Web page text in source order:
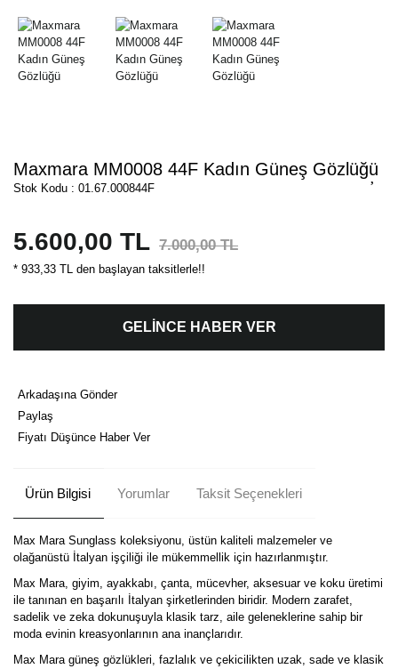
Maxmara MM0008 44F Kadın Güneş Gözlüğü
Stok Kodu : 01.67.000844F
5.600,00 TL 7.000,00 TL
* 933,33 TL den başlayan taksitlerle!!
GELİNCE HABER VER
Arkadaşına Gönder
Paylaş
Fiyatı Düşünce Haber Ver
Ürün Bilgisi Yorumlar Taksit Seçenekleri
Max Mara Sunglass koleksiyonu, üstün kaliteli malzemeler ve
olağanüstü İtalyan işçiliği ile mükemmellik için hazırlanmıştır.
Max Mara, giyim, ayakkabı, çanta, mücevher, aksesuar ve koku üretimi
ile tanınan en başarılı İtalyan şirketlerinden biridir. Modern zarafet,
sadelik ve zeka dokunuşuyla klasik tarz, aile geleneklerine sahip bir
moda evinin kreasyonlarının ana inançlarıdır.
Max Mara güneş gözlükleri, fazlalık ve çekicilikten uzak, sade ve klasik